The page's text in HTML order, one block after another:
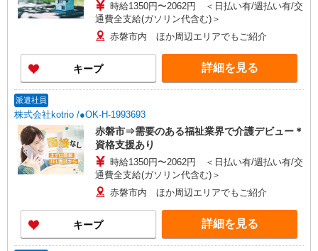
時給1350円〜2062円 ＜日払い有/週払い有/交
通費全支給(ガソリン代含む)＞
赤磐市内 ほか周辺エリアでもご紹介
キープ 詳細を見る
派遣社員
株式会社kotrio /●OK-H-1993693
赤磐市⇒需要のある福祉業界で介護デビュー＊
資格支援あり
時給1350円〜2062円 ＜日払い有/週払い有/交
通費全支給(ガソリン代含む)＞
赤磐市内 ほか周辺エリアでもご紹介
キープ 詳細を見る